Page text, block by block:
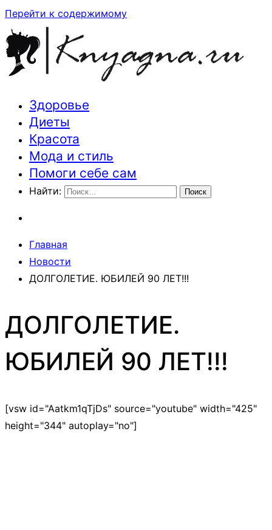
Перейти к содержимому
Траектория здоровья и красоты
Здоровье
Диеты
Красота
Мода и стиль
Помоги себе сам
Найти:
Главная
Новости
ДОЛГОЛЕТИЕ. ЮБИЛЕЙ 90 ЛЕТ!!!
ДОЛГОЛЕТИЕ.
ЮБИЛЕЙ 90 ЛЕТ!!!
[vsw id="Aatkm1qTjDs" source="youtube" width="425"
height="344" autoplay="no"]